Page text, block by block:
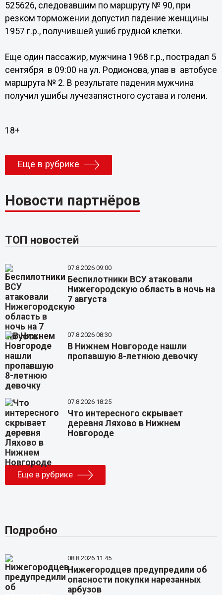
525626, следовавшим по маршруту № 90, при
резком торможении допустил падение женщины
1957 г.р., получившей ушиб грудной клетки.
Еще один пассажир, мужчина 1968 г.р., пострадал 5
сентября в 09:00 на ул. Родионова, упав в автобусе
маршрута № 2. В результате падения мужчина
получил ушибы лучезапястного сустава и голени.
18+
Еще в рубрике
Новости партнёров
ТОП новостей
07.8.2026 09:00
Беспилотники ВСУ атаковали
Нижегородскую область в ночь на
7 августа
07.8.2026 08:30
В Нижнем Новгороде нашли
пропавшую 8-летнюю девочку
07.8.2026 18:25
Что интересного скрывает
деревня Ляхово в Нижнем
Новгороде
Еще в рубрике
Подробно
08.8.2026 11:45
Нижегородцев предупредили об
опасности покупки нарезанных
арбузов